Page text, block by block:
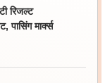
रिजल्ट
मार्क्स